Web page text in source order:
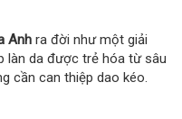
Anh ra đời như một giải
làn da được trẻ hóa từ sâu
cần can thiệp dao kéo.